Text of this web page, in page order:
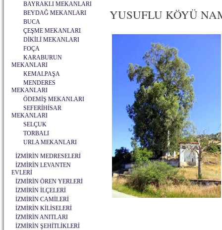
BAYRAKLI MEKANLARI
BEYDAĞ MEKANLARI
BUCA
ÇEŞME MEKANLARI
DİKİLİ MEKANLARI
FOÇA
KARABURUN
MEKANLARI
KEMALPAŞA
MENDERES
MEKANLARI
ÖDEMİŞ MEKANLARI
SEFERİHİSAR
MEKANLARI
SELÇUK
TORBALI
URLA MEKANLARI
İZMİRİN MEDRESELERİ
İZMİRİN LEVANTEN
EVLERİ
İZMİRİN ÖREN YERLERİ
İZMİRİN İLÇELERİ
İZMİRİN CAMİLERİ
İZMİRİN KİLİSELERİ
İZMİRİN ANITLARI
İZMİRİN ŞEHİTLİKLERİ
YUSUFLU KÖYÜ